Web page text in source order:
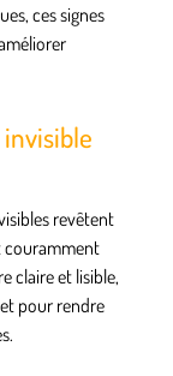
ces signes
revêtent
couramment
claire et lisible,
pour rendre